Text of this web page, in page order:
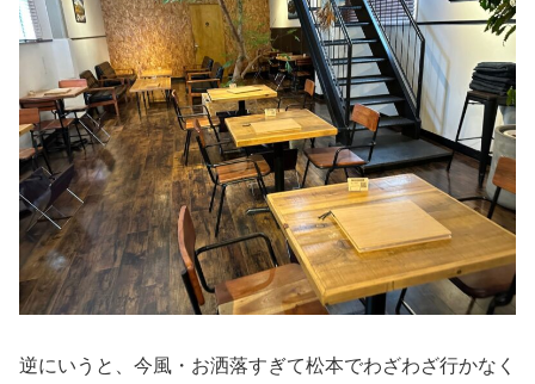
逆にいうと、今風・お洒落すぎて松本でわざわざ行かなく